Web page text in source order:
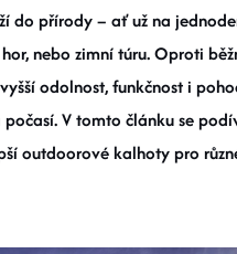
do přírody – ať už na
nebo zimní túru. Oproti
odolnost, funkčnost i
V tomto článku se
outdoorové kalhoty pro